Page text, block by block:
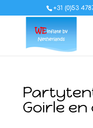
+31 (0)53
Goirle